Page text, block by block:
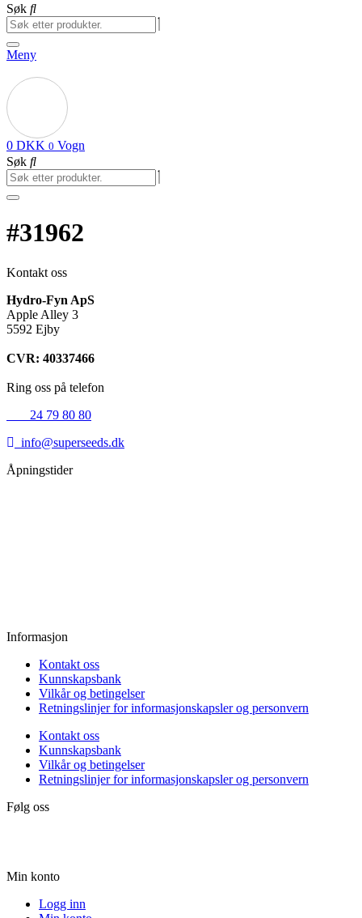
Søk
Meny
0 DKK 0 Vogn
Søk
#31962
Kontakt oss
Hydro-Fyn ApS
Apple Alley 3
5592 Ejby
CVR: 40337466
Ring oss på telefon
24 79 80 80
info@superseeds.dk
Åpningstider
Informasjon
Kontakt oss
Kunnskapsbank
Vilkår og betingelser
Retningslinjer for informasjonskapsler og personvern
Kontakt oss
Kunnskapsbank
Vilkår og betingelser
Retningslinjer for informasjonskapsler og personvern
Følg oss
Min konto
Logg inn